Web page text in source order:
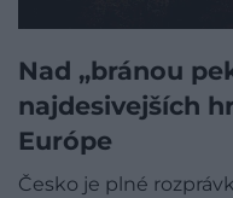
Nad „bránou
najdesivejších
Európe
Česko je plné